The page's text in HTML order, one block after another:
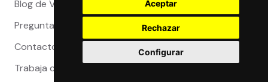
Aceptar
Rechazar
Configurar
Blog de Viajeros
Preguntas Frecuentes
Contacto
Trabaja con nosotros